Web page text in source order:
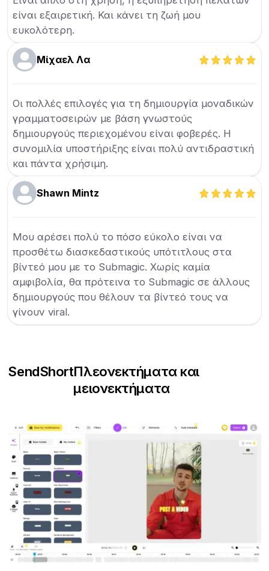
είναι εξαιρετική. Και κάνει τη ζωή μου
ευκολότερη.
Μίχαελ Λα
Οι πολλές επιλογές για τη δημιουργία μοναδικών
γραμματοσειρών με βάση γνωστούς
δημιουργούς περιεχομένου είναι φοβερές. Η
συνομιλία υποστήριξης είναι πολύ αντιδραστική
και πάντα χρήσιμη.
Shawn Mintz
Μου αρέσει πολύ το πόσο εύκολο είναι να
προσθέτω διασκεδαστικούς υπότιτλους στα
βίντεό μου με το Submagic. Χωρίς καμία
αμφιβολία, θα πρότεινα το Submagic σε άλλους
δημιουργούς που θέλουν τα βίντεό τους να
γίνουν viral.
SendShortΠλεονεκτήματα και
μειονεκτήματα